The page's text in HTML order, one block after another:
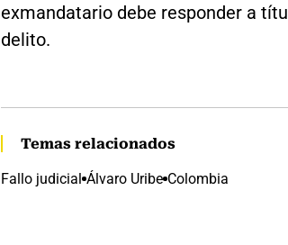
exmandatario debe responder a
delito.
Temas relacionados
Fallo judicial Álvaro Uribe Colombia